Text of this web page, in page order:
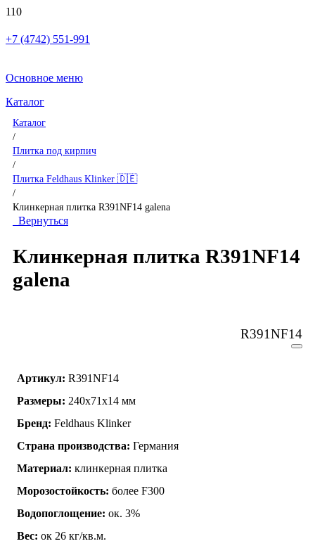
+7 (4742) 551-991
Основное меню
Каталог
Каталог
/
Плитка под кирпич
/
Плитка Feldhaus Klinker 🇩🇪
/
Клинкерная плитка R391NF14 galena
Вернуться
Клинкерная плитка R391NF14
galena
R391NF14
Артикул: R391NF14
Размеры: 240x71x14 мм
Бренд: Feldhaus Klinker
Страна производства: Германия
Материал: клинкерная плитка
Морозостойкость: более F300
Водопоглощение: ок. 3%
Вес: ок 26 кг/кв.м.